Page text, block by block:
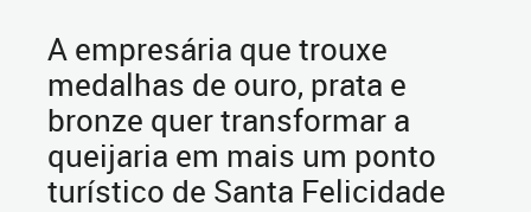
A empresária que trouxe
medalhas de ouro, prata e
bronze quer transformar a
queijaria em mais um ponto
turístico de Santa Felicidade